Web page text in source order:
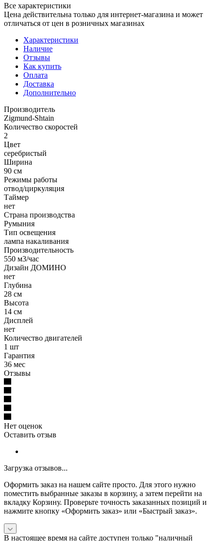
Все характеристики
Цена действительна только для интернет-магазина и может
отличаться от цен в розничных магазинах
Характеристики
Наличие
Отзывы
Как купить
Оплата
Доставка
Дополнительно
Производитель
Zigmund-Shtain
Количество скоростей
2
Цвет
серебристый
Ширина
90 см
Режимы работы
отвод/циркуляция
Таймер
нет
Страна производства
Румыния
Тип освещения
лампа накаливания
Производительность
550 м3/час
Дизайн ДОМИНО
нет
Глубина
28 см
Высота
14 см
Дисплей
нет
Количество двигателей
1 шт
Гарантия
36 мес
Отзывы
Нет оценок
Оставить отзыв
Загрузка отзывов...
Оформить заказ на нашем сайте просто. Для этого нужно
поместить выбранные заказы в корзину, а затем перейти на
вкладку Корзину. Проверьте точность заказанных позиций и
нажмите кнопку «Оформить заказ» или «Быстрый заказ».
В настоящее время на сайте доступен только "наличный